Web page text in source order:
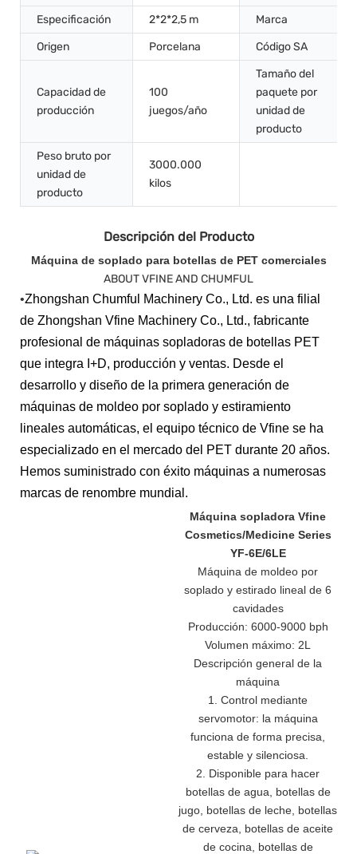
Especificación 2*2*2,5 m
Marca
Origen
Porcelana Código SA
Capacidad de
producción
100
juegos/año
Tamaño del
paquete por
unidad de
producto
Peso bruto por
unidad de
producto
3000.000
kilos
Descripción del Producto
Máquina de soplado para botellas de PET comerciales
ABOUT VFINE AND CHUMFUL
•Zhongshan Chumful Machinery Co., Ltd. es una filial
de Zhongshan Vfine Machinery Co., Ltd., fabricante
profesional de máquinas sopladoras de botellas PET
que integra I+D, producción y ventas. Desde el
desarrollo y diseño de la primera generación de
máquinas de moldeo por soplado y estiramiento
lineales automáticas, el equipo técnico de Vfine se ha
especializado en el mercado del PET durante 20 años.
Hemos suministrado con éxito máquinas a numerosas
marcas de renombre mundial.
Máquina sopladora Vfine
Cosmetics/Medicine Series
YF-6E/6LE
Máquina de moldeo por
soplado y estirado lineal de 6
cavidades
Producción: 6000-9000 bph
Volumen máximo: 2L
Descripción general de la
máquina
1. Control mediante
servomotor: la máquina
funciona de forma precisa,
estable y silenciosa.
2. Disponible para hacer
botellas de agua, botellas de
jugo, botellas de leche, botellas
de cerveza, botellas de aceite
de cocina, botellas de